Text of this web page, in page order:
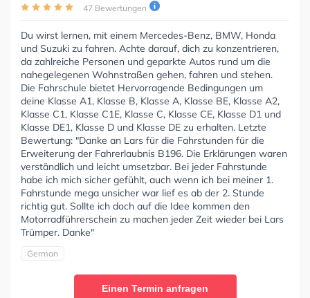
47 Bewertungen
Du wirst lernen, mit einem Mercedes-Benz, BMW, Honda
und Suzuki zu fahren. Achte darauf, dich zu konzentrieren,
da zahlreiche Personen und geparkte Autos rund um die
nahegelegenen Wohnstraßen gehen, fahren und stehen.
Die Fahrschule bietet Hervorragende Bedingungen um
deine Klasse A1, Klasse B, Klasse A, Klasse BE, Klasse A2,
Klasse C1, Klasse C1E, Klasse C, Klasse CE, Klasse D1 und
Klasse DE1, Klasse D und Klasse DE zu erhalten. Letzte
Bewertung: "Danke an Lars für die Fahrstunden für die
Erweiterung der Fahrerlaubnis B196. Die Erklärungen waren
verständlich und leicht umsetzbar. Bei jeder Fahrstunde
habe ich mich sicher gefühlt, auch wenn ich bei meiner 1.
Fahrstunde mega unsicher war lief es ab der 2. Stunde
richtig gut. Sollte ich doch auf die Idee kommen den
Motorradführerschein zu machen jeder Zeit wieder bei Lars
Trümper. Danke"
German
Einen Termin anfragen